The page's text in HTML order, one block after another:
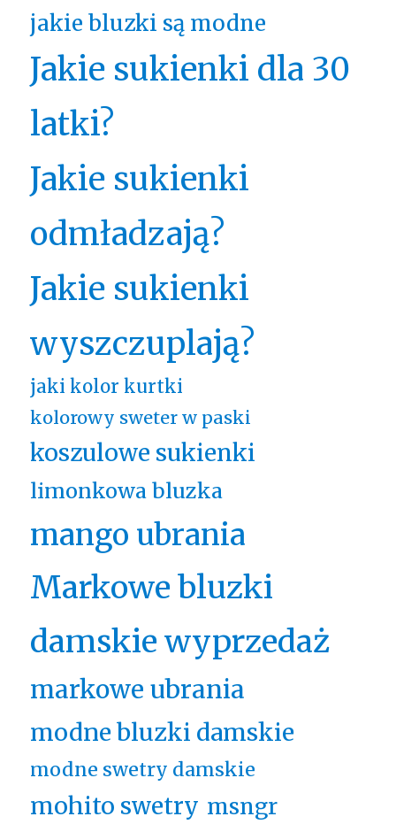
jakie bluzki są modne
Jakie sukienki dla 30
latki?
Jakie sukienki
odmładzają?
Jakie sukienki
wyszczuplają?
jaki kolor kurtki
kolorowy sweter w paski
koszulowe sukienki
limonkowa bluzka
mango ubrania
Markowe bluzki
damskie wyprzedaż
markowe ubrania
modne bluzki damskie
modne swetry damskie
mohito swetry msngr